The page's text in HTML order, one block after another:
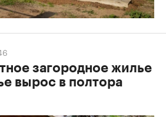
загородное жилье
вырос в полтора